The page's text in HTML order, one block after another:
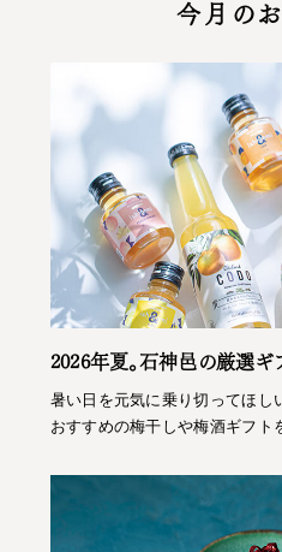
今月の
2026年夏。石神邑の厳選ギ
暑い日を元気に乗り切ってほし
おすすめの梅干しや梅酒ギフト